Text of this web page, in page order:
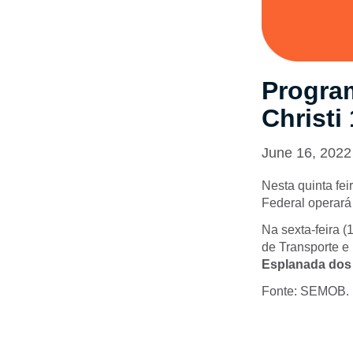
Christi
June 16, 2022
Nesta quinta
Federal
Na sexta-feira
de Transporte
Esplanada
Fonte: SEMOB.